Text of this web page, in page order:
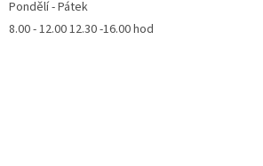
Pondělí - Pátek
8.00 - 12.00 12.30 -16.00 hod